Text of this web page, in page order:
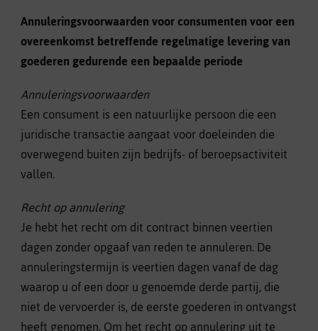
Annuleringsvoorwaarden voor consumenten voor een
overeenkomst betreffende regelmatige levering van
goederen gedurende een bepaalde periode
Annuleringsvoorwaarden
Een consument is een natuurlijke persoon die een
juridische transactie aangaat voor doeleinden die
overwegend buiten zijn bedrijfs- of beroepsactiviteit
vallen.
Recht op annulering
Je hebt het recht om dit contract binnen veertien
dagen zonder opgaaf van reden te annuleren. De
annuleringstermijn is veertien dagen vanaf de dag
waarop u of een door u genoemde derde partij, die
niet de vervoerder is, de eerste goederen in ontvangst